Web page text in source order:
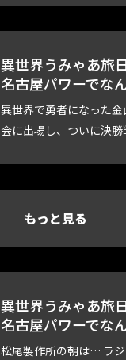
異世界うみゃあ旅
名古屋パワーでな
異世界で勇者になった
会に出場し、ついに決勝
もっと見る
異世界うみゃあ旅
名古屋パワーでな
松尾製作所の朝は… ラ